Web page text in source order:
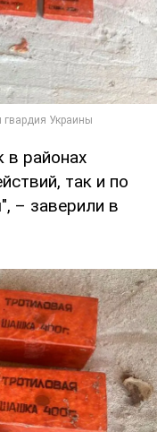
в районах
так и по
– заверили в